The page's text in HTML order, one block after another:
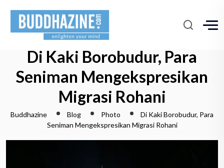
Di Kaki Borobudur, Para
Seniman Mengekspresikan
Migrasi Rohani
Buddhazine Blog Photo
Di Kaki Borobudur, Para
Seniman Mengekspresikan Migrasi Rohani